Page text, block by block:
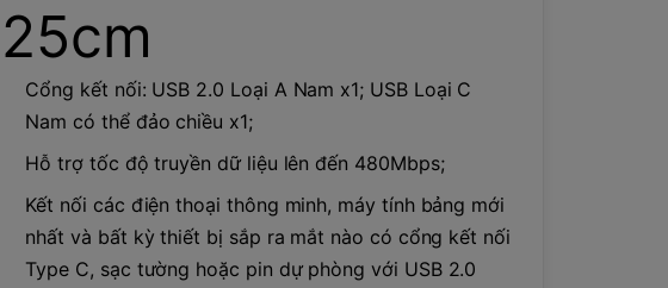
25cm
Cổng kết nối: USB 2.0 Loại A Nam x1; USB Loại C
Nam có thể đảo chiều x1;
Hỗ trợ tốc độ truyền dữ liệu lên đến 480Mbps;
Kết nối các điện thoại thông minh, máy tính bảng mới
nhất và bất kỳ thiết bị sắp ra mắt nào có cổng kết nối
Type C, sạc tường hoặc pin dự phòng với USB 2.0